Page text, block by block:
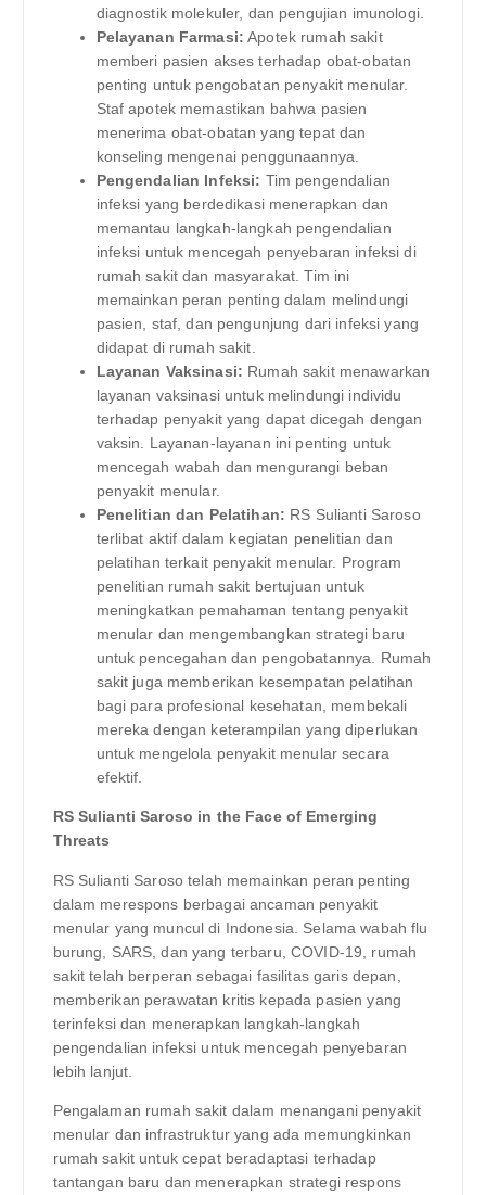
diagnostik molekuler, dan pengujian imunologi.
Pelayanan Farmasi: Apotek rumah sakit
memberi pasien akses terhadap obat-obatan
penting untuk pengobatan penyakit menular.
Staf apotek memastikan bahwa pasien
menerima obat-obatan yang tepat dan
konseling mengenai penggunaannya.
Pengendalian Infeksi: Tim pengendalian
infeksi yang berdedikasi menerapkan dan
memantau langkah-langkah pengendalian
infeksi untuk mencegah penyebaran infeksi di
rumah sakit dan masyarakat. Tim ini
memainkan peran penting dalam melindungi
pasien, staf, dan pengunjung dari infeksi yang
didapat di rumah sakit.
Layanan Vaksinasi: Rumah sakit menawarkan
layanan vaksinasi untuk melindungi individu
terhadap penyakit yang dapat dicegah dengan
vaksin. Layanan-layanan ini penting untuk
mencegah wabah dan mengurangi beban
penyakit menular.
Penelitian dan Pelatihan: RS Sulianti Saroso
terlibat aktif dalam kegiatan penelitian dan
pelatihan terkait penyakit menular. Program
penelitian rumah sakit bertujuan untuk
meningkatkan pemahaman tentang penyakit
menular dan mengembangkan strategi baru
untuk pencegahan dan pengobatannya. Rumah
sakit juga memberikan kesempatan pelatihan
bagi para profesional kesehatan, membekali
mereka dengan keterampilan yang diperlukan
untuk mengelola penyakit menular secara
efektif.
RS Sulianti Saroso in the Face of Emerging
Threats
RS Sulianti Saroso telah memainkan peran penting
dalam merespons berbagai ancaman penyakit
menular yang muncul di Indonesia. Selama wabah flu
burung, SARS, dan yang terbaru, COVID-19, rumah
sakit telah berperan sebagai fasilitas garis depan,
memberikan perawatan kritis kepada pasien yang
terinfeksi dan menerapkan langkah-langkah
pengendalian infeksi untuk mencegah penyebaran
lebih lanjut.
Pengalaman rumah sakit dalam menangani penyakit
menular dan infrastruktur yang ada memungkinkan
rumah sakit untuk cepat beradaptasi terhadap
tantangan baru dan menerapkan strategi respons